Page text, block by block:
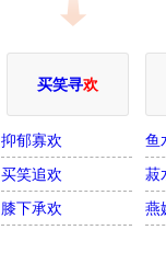
买笑寻欢
抑郁寡欢
鱼
买笑追欢
菽
膝下承欢 燕